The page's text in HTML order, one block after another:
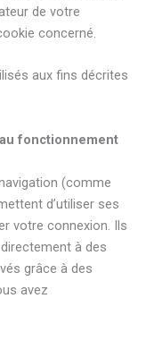
de votre
concerné.
aux fins décrites
fonctionnement
(comme
d’utiliser ses
votre connexion. Ils
à des
grâce à des
avez